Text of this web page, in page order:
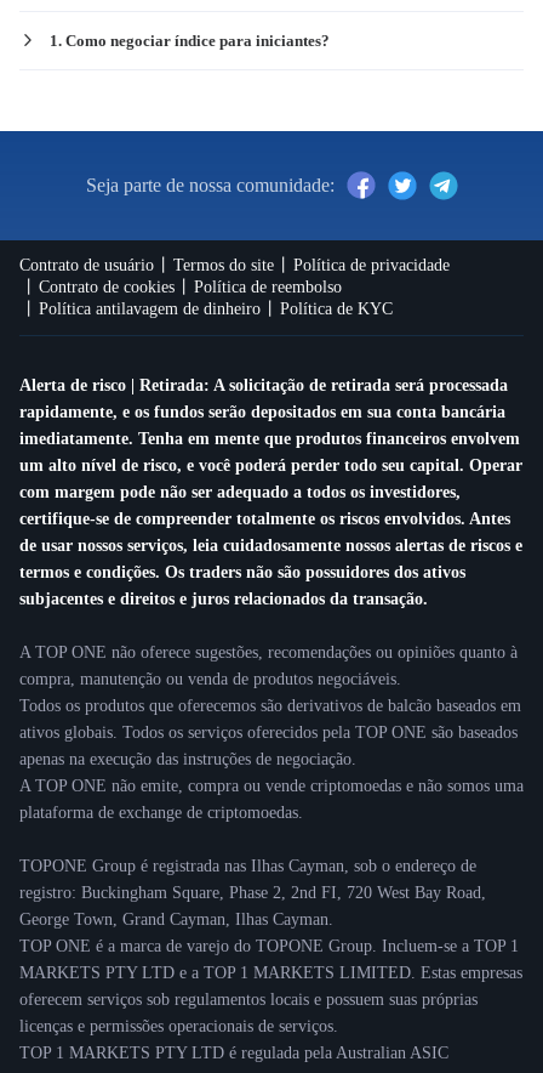
1. Como negociar índice para iniciantes?
Seja parte de nossa comunidade:
Contrato de usuário Termos do site
Política de privacidade
Contrato de cookies
Política de reembolso
Política antilavagem de dinheiro
Política de KYC
Alerta de risco | Retirada: A solicitação de retirada será processada
rapidamente, e os fundos serão depositados em sua conta bancária
imediatamente. Tenha em mente que produtos financeiros envolvem
um alto nível de risco, e você poderá perder todo seu capital. Operar
com margem pode não ser adequado a todos os investidores,
certifique-se de compreender totalmente os riscos envolvidos. Antes
de usar nossos serviços, leia cuidadosamente nossos alertas de riscos e
termos e condições. Os traders não são possuidores dos ativos
subjacentes e direitos e juros relacionados da transação.
A TOP ONE não oferece sugestões, recomendações ou opiniões quanto à
compra, manutenção ou venda de produtos negociáveis.
Todos os produtos que oferecemos são derivativos de balcão baseados em
ativos globais. Todos os serviços oferecidos pela TOP ONE são baseados
apenas na execução das instruções de negociação.
A TOP ONE não emite, compra ou vende criptomoedas e não somos uma
plataforma de exchange de criptomoedas.
TOPONE Group é registrada nas Ilhas Cayman, sob o endereço de
registro: Buckingham Square, Phase 2, 2nd FI, 720 West Bay Road,
George Town, Grand Cayman, Ilhas Cayman.
TOP ONE é a marca de varejo do TOPONE Group. Incluem-se a TOP 1
MARKETS PTY LTD e a TOP 1 MARKETS LIMITED. Estas empresas
oferecem serviços sob regulamentos locais e possuem suas próprias
licenças e permissões operacionais de serviços.
TOP 1 MARKETS PTY LTD é regulada pela Australian ASIC